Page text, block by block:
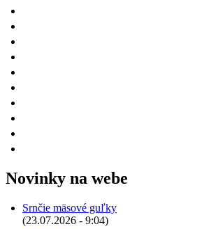
Novinky na webe
Srnčie mäsové guľky
(23.07.2026 - 9:04)